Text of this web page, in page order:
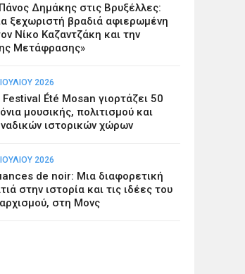
Δημάκης στις Βρυξέλλες:
ξεχωριστή βραδιά αφιερωμένη
Νίκο Καζαντζάκη και την
Μετάφρασης»
2026
Festival Été Mosan γιορτάζει 50
μουσικής, πολιτισμού και
ιστορικών χώρων
2026
de noir: Μια διαφορετική
στην ιστορία και τις ιδέες του
στη Μονς